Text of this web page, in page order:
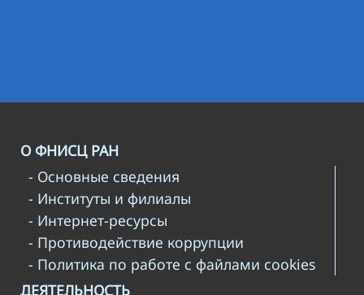
О ФНИСЦ РАН
- Основные сведения
- Институты и филиалы
- Интернет-ресурсы
- Противодействие коррупции
- Политика по работе с файлами cookies
ДЕЯТЕЛЬНОСТЬ